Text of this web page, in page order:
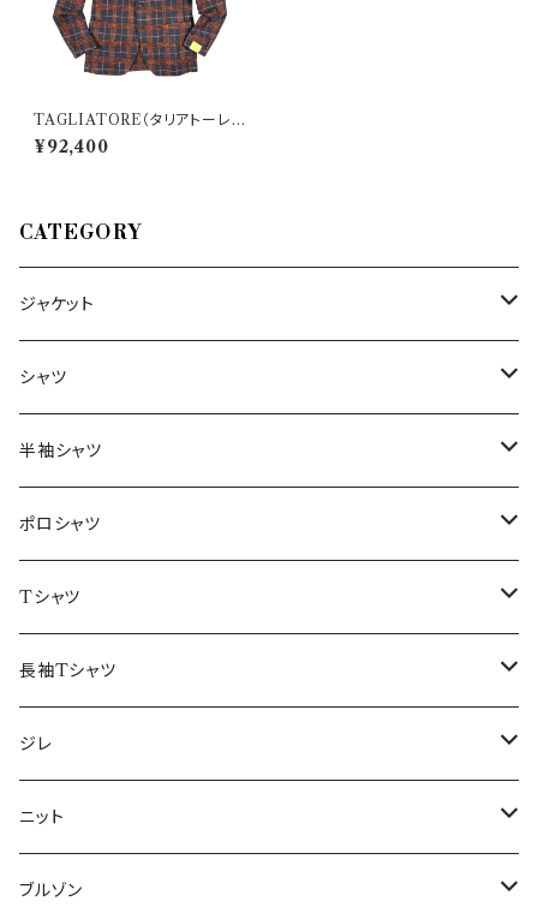
TAGLIATORE（タリアトーレ）
ジャケット 1SMC26K 26510
¥92,400
CATEGORY
ジャケット
～44/S
46/M
48/L
50/XL～
シャツ
～44/S
46/M
48/L
50/XL～
半袖シャツ
～44/S
46/M
48/L
50/XL～
ポロシャツ
～44/S
46/M
48/L
50/XL～
Tシャツ
～44/S
46/M
48/L
50/XL～
長袖Tシャツ
～44/S
46/M
48/L
ジレ
～44/S
46/M
ニット
～44/S
ブルゾン